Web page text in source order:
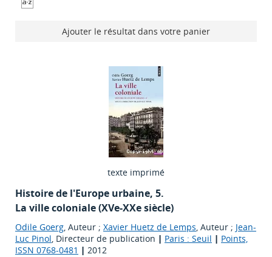
Ajouter le résultat dans votre panier
texte imprimé
Histoire de l'Europe urbaine, 5.
La ville coloniale (XVe-XXe siècle)
Odile Goerg, Auteur ; Xavier Huetz de Lemps, Auteur ; Jean-
Luc Pinol, Directeur de publication | Paris : Seuil | Points,
ISSN 0768-0481 | 2012